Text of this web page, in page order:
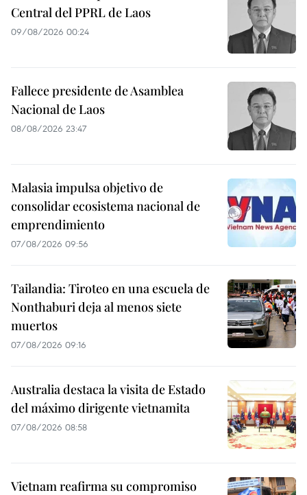
Central del PPRL de Laos
09/08/2026 00:24
Fallece presidente de Asamblea
Nacional de Laos
08/08/2026 23:47
Malasia impulsa objetivo de
consolidar ecosistema nacional de
emprendimiento
07/08/2026 09:56
Tailandia: Tiroteo en una escuela de
Nonthaburi deja al menos siete
muertos
07/08/2026 09:16
Australia destaca la visita de Estado
del máximo dirigente vietnamita
07/08/2026 08:58
Vietnam reafirma su compromiso